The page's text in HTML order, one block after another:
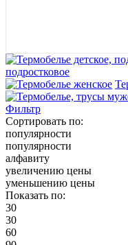
подростковое
Фильтр
Сортировать по:
популярности
популярности
алфавиту
увеличению цены
уменьшению цены
Показать по:
30
30
60